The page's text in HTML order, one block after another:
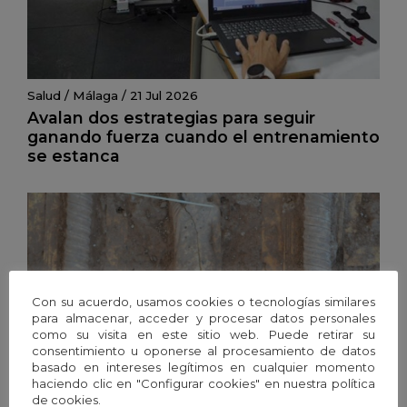
Salud / Málaga / 21 Jul 2026
Avalan dos estrategias para seguir
ganando fuerza cuando el entrenamiento
se estanca
Con su acuerdo, usamos cookies o tecnologías similares
para almacenar, acceder y procesar datos personales
como su visita en este sitio web. Puede retirar su
consentimiento u oponerse al procesamiento de datos
basado en intereses legítimos en cualquier momento
haciendo clic en "Configurar cookies" en nuestra política
de cookies.